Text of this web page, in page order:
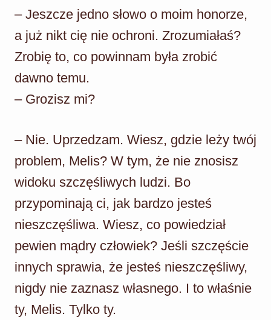
– Jeszcze jedno słowo o moim honorze,
a już nikt cię nie ochroni. Zrozumiałaś?
Zrobię to, co powinnam była zrobić
dawno temu.
– Grozisz mi?
– Nie. Uprzedzam. Wiesz, gdzie leży twój
problem, Melis? W tym, że nie znosisz
widoku szczęśliwych ludzi. Bo
przypominają ci, jak bardzo jesteś
nieszczęśliwa. Wiesz, co powiedział
pewien mądry człowiek? Jeśli szczęście
innych sprawia, że jesteś nieszczęśliwy,
nigdy nie zaznasz własnego. I to właśnie
ty, Melis. Tylko ty.